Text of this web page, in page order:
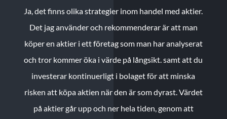
Ja, det finns olika strategier inom handel med aktier.
Det jag använder och rekommenderar är att man
köper en aktier i ett företag som man har analyserat
och tror kommer öka i värde på långsikt. samt att du
investerar kontinuerligt i bolaget för att minska
risken att köpa aktien när den är som dyrast. Värdet
på aktier går upp och ner hela tiden, genom att